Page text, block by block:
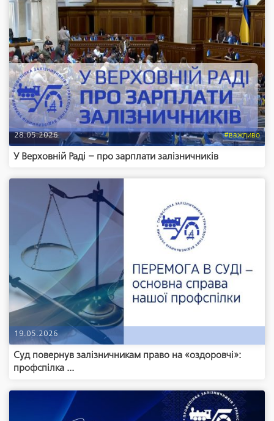
28.05.2026 #важливо
У Верховній Раді – про зарплати залізничників
19.05.2026
Суд повернув залізничникам право на «оздоровчі»:
профспілка ...